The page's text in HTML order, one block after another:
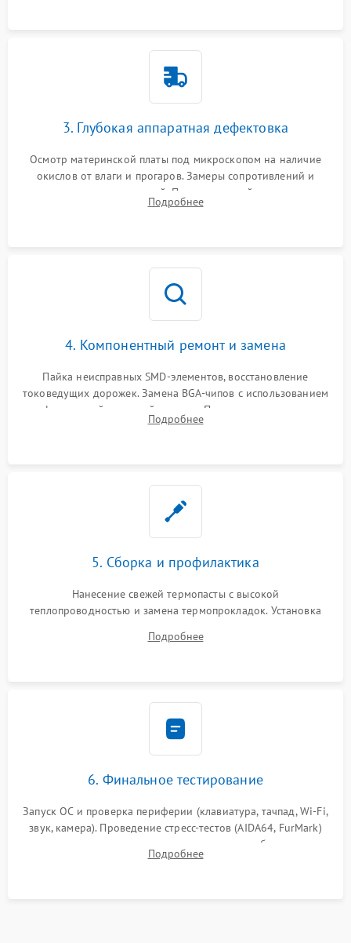
3. Глубокая аппаратная дефектовка
Осмотр материнской платы под микроскопом на наличие
окислов от влаги и прогаров. Замеры сопротивлений и
дежурных напряжений. Проверка цепей питания,
мультиконтроллера, процессора и видеочипа.
Подробнее
4. Компонентный ремонт и замена
Пайка неисправных SMD-элементов, восстановление
токоведущих дорожек. Замена BGA-чипов с использованием
инфракрасной паяльной станции. Прошивка микросхемы
BIOS или замена поврежденных портов USB
Подробнее
5. Сборка и профилактика
Нанесение свежей термопасты с высокой
теплопроводностью и замена термопрокладок. Установка
шлейфов, модулей памяти и накопителей. Предварительная
Подробнее
6. Финальное тестирование
Запуск ОС и проверка периферии (клавиатура, тачпад, Wi-Fi,
звук, камера). Проведение стресс-тестов (AIDA64, FurMark)
для контроля температурного режима и стабильности
системы под пиковой нагрузкой.
Подробнее